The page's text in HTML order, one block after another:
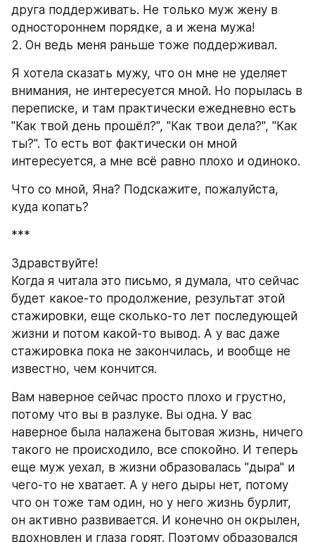
друга поддерживать. Не только муж жену в
одностороннем порядке, а и жена мужа!
2. Он ведь меня раньше тоже поддерживал.
Я хотела сказать мужу, что он мне не уделяет
внимания, не интересуется мной. Но порылась в
переписке, и там практически ежедневно есть
"Как твой день прошёл?", "Как твои дела?", "Как
ты?". То есть вот фактически он мной
интересуется, а мне всё равно плохо и одиноко.
Что со мной, Яна? Подскажите, пожалуйста,
куда копать?
***
Здравствуйте!
Когда я читала это письмо, я думала, что сейчас
будет какое-то продолжение, результат этой
стажировки, еще сколько-то лет последующей
жизни и потом какой-то вывод. А у вас даже
стажировка пока не закончилась, и вообще не
известно, чем кончится.
Вам наверное сейчас просто плохо и грустно,
потому что вы в разлуке. Вы одна. У вас
наверное была налажена бытовая жизнь, ничего
такого не происходило, все спокойно. И теперь
еще муж уехал, в жизни образовалась "дыра" и
чего-то не хватает. А у него дыры нет, потому
что он тоже там один, но у него жизнь бурлит,
он активно развивается. И конечно он окрылен,
вдохновлен и глаза горят. Поэтому образовался